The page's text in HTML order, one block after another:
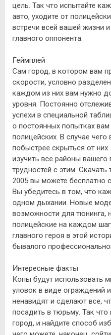
цель. Так что испытайте
авто, уходите от
встречи всей вашей жизни
главного оппонента.
Геймплей
Сам город, в котором вам
скорости, условно
каждом из них вам нужно
уровня. Постоянно
успехи в специальной
о постоянных попытках
полицейских. В случае
побыстрее скрыться от
изучить все районы
трудностей с этим. Скачать
2005 вы можете бесплатно
Вы убедитесь в том, что
одном дыхании. Новые
возможности для тюнинга,
полицейские на каждом
главного героя в этой
бывалого
Интересные факты
Копы будут использовать
уловок в виде ограждений
ненавидят и сделают все,
посадить в тюрьму. Так что
город, и найдите способ